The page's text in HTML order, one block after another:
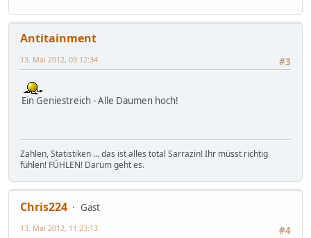
Antitainment
#3
13. Mai 2012, 09:12:34
Ein Geniestreich - Alle Daumen hoch!
Zahlen, Statistiken ... das ist alles total Sarrazin! Ihr müsst richtig
fühlen! FÜHLEN! Darum geht es.
Chris224
Gast
#4
13. Mai 2012, 11:23:13